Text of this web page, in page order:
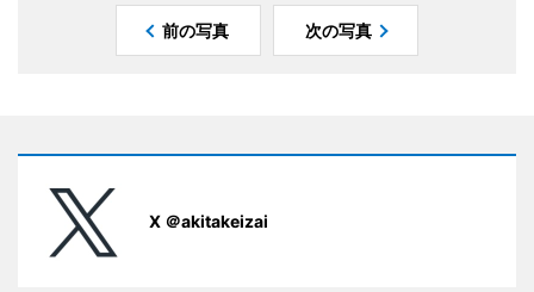
前の写真 次の写真
X ＠akitakeizai